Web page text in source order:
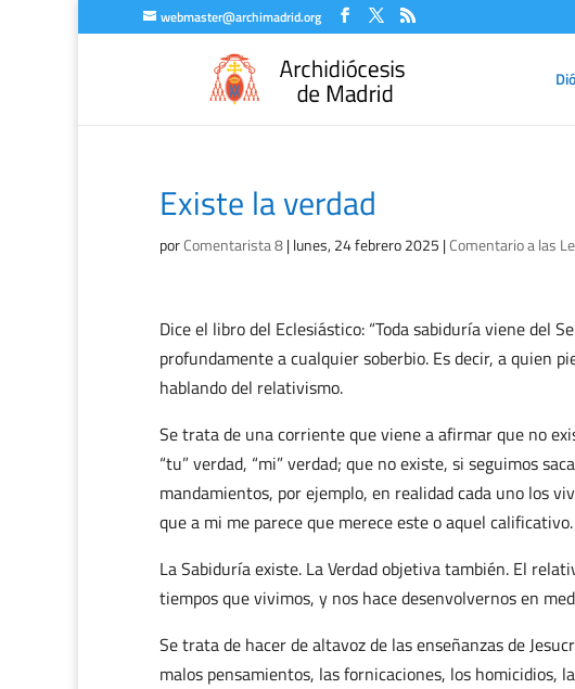
webmaster@archimadrid.org
Existe la verdad
porComentarista 8|lunes, 24 febrero 2025 |Comentario a las
Dice el libro del Eclesiástico: “Toda sabiduría viene del
profundamente a cualquier soberbio. Es decir, a quien
hablando del relativismo.
Se trata de una corriente que viene a afirmar que no
“tu” verdad, “mi” verdad; que no existe, si seguimos
mandamientos, por ejemplo, en realidad cada uno los
que a mi me parece que merece este o aquel calificativo.
La Sabiduría existe. La Verdad objetiva también. El
tiempos que vivimos, y nos hace desenvolvernos en
Se trata de hacer de altavoz de las enseñanzas de
malos pensamientos, las fornicaciones, los homicidios,